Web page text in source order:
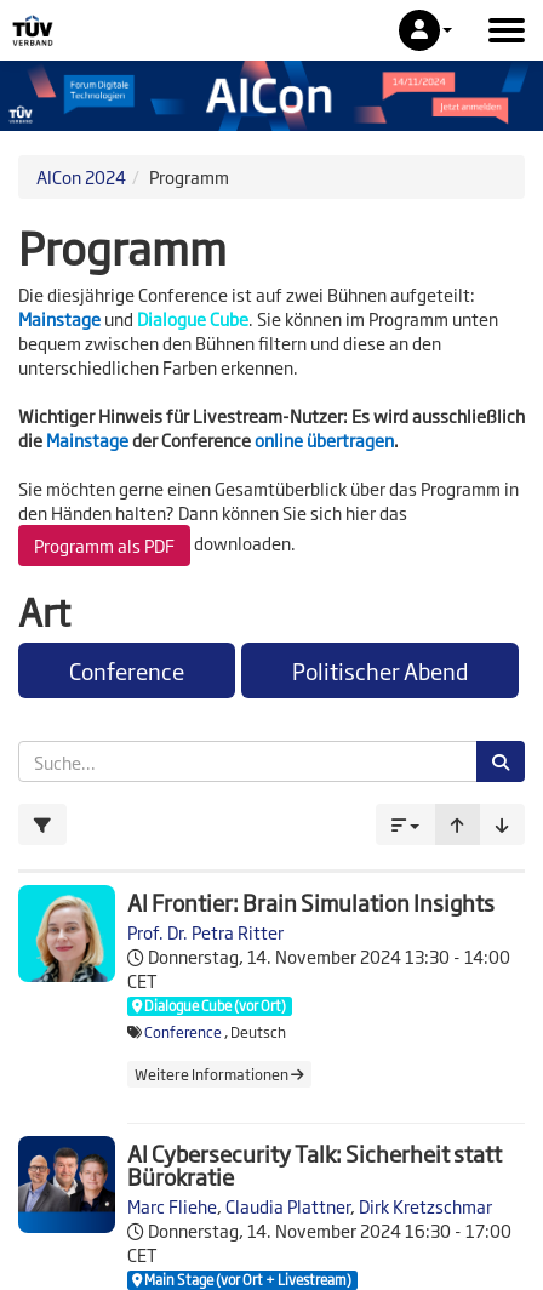
AICon 2024 Programm
Programm
Die diesjährige Conference ist auf zwei Bühnen aufgeteilt:
Mainstageund Dialogue Cube.Sie können im Programm unten
bequem zwischen den Bühnen filtern und diese an den
unterschiedlichen Farben erkennen.
Wichtiger Hinweis für Livestream-Nutzer: Es wird ausschließlich
dieMainstageder Conferenceonline übertragen.
Sie möchten gerne einen Gesamtüberblick über das Programm in
den Händen halten? Dann können Sie sich hier das
Programm als PDF
downloaden.
Art
Conference Politischer Abend
AI Frontier: Brain Simulation Insights
Prof. Dr. Petra Ritter
Donnerstag, 14. November 202413:30 - 14:00
CET
Dialogue Cube (vor Ort)
Conference, Deutsch
Weitere Informationen
AI Cybersecurity Talk: Sicherheit statt
Bürokratie
Marc Fliehe,Claudia Plattner, Dirk Kretzschmar
Donnerstag, 14. November 202416:30 - 17:00
CET
Main Stage (vor Ort + Livestream)